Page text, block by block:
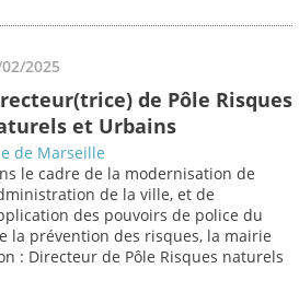
2025
de Pôle Risques
et Urbains
de Marseille
le cadre de la modernisation de
de la ville, et de
des pouvoirs de police du
la prévention des risques, la mairie
: Directeur de Pôle Risques naturels